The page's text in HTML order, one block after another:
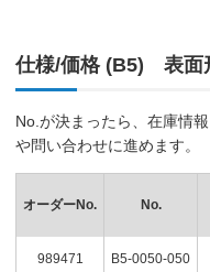
仕様/価格 (B5) 表面
No.が決まったら、在庫情
や問い合わせに進めます。
オーダーNo. No.
989471 B5-0050-050